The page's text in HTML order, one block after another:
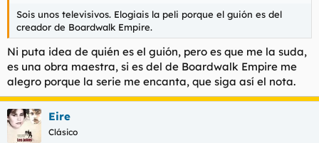
Sois unos televisivos. Elogiais la peli porque el guión es del
creador de Boardwalk Empire.
Ni puta idea de quién es el guión, pero es que me la suda,
es una obra maestra, si es del de Boardwalk Empire me
alegro porque la serie me encanta, que siga así el nota.
Eire
Clásico